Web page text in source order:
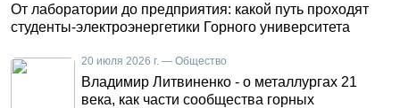
От лаборатории до предприятия: какой путь проходят
студенты-электроэнергетики Горного университета
20 июля 2026 г. — Общество
Владимир Литвиненко - о металлургах 21
века, как части сообщества горных